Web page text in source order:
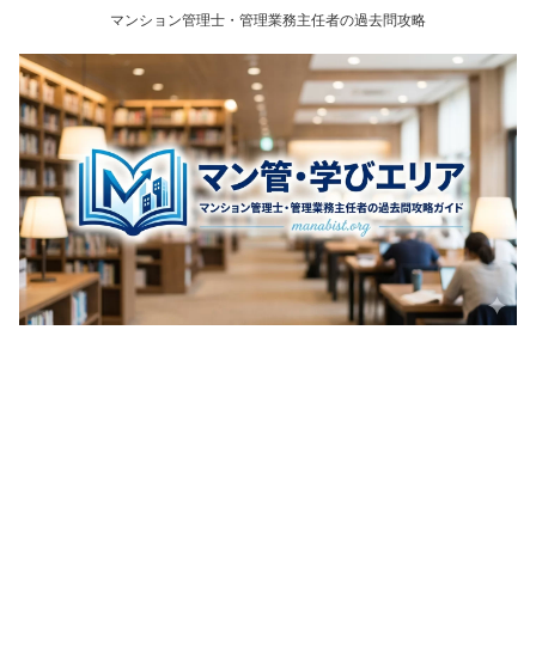
マンション管理士・管理業務主任者の過去問攻略